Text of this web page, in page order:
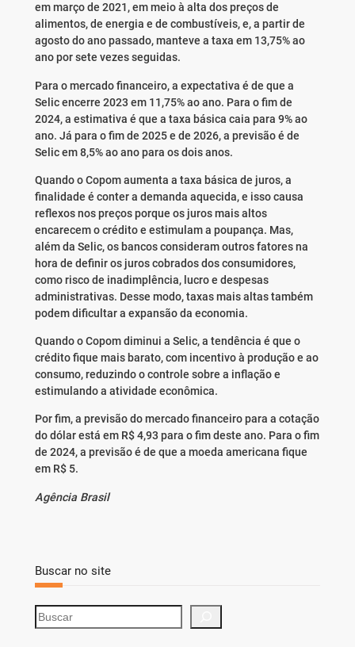
em março de 2021, em meio à alta dos preços de
alimentos, de energia e de combustíveis, e, a partir de
agosto do ano passado, manteve a taxa em 13,75% ao
ano por sete vezes seguidas.
Para o mercado financeiro, a expectativa é de que a
Selic encerre 2023 em 11,75% ao ano. Para o fim de
2024, a estimativa é que a taxa básica caia para 9% ao
ano. Já para o fim de 2025 e de 2026, a previsão é de
Selic em 8,5% ao ano para os dois anos.
Quando o Copom aumenta a taxa básica de juros, a
finalidade é conter a demanda aquecida, e isso causa
reflexos nos preços porque os juros mais altos
encarecem o crédito e estimulam a poupança. Mas,
além da Selic, os bancos consideram outros fatores na
hora de definir os juros cobrados dos consumidores,
como risco de inadimplência, lucro e despesas
administrativas. Desse modo, taxas mais altas também
podem dificultar a expansão da economia.
Quando o Copom diminui a Selic, a tendência é que o
crédito fique mais barato, com incentivo à produção e ao
consumo, reduzindo o controle sobre a inflação e
estimulando a atividade econômica.
Por fim, a previsão do mercado financeiro para a cotação
do dólar está em R$ 4,93 para o fim deste ano. Para o fim
de 2024, a previsão é de que a moeda americana fique
em R$ 5.
Agência Brasil
Buscar no site
S
e